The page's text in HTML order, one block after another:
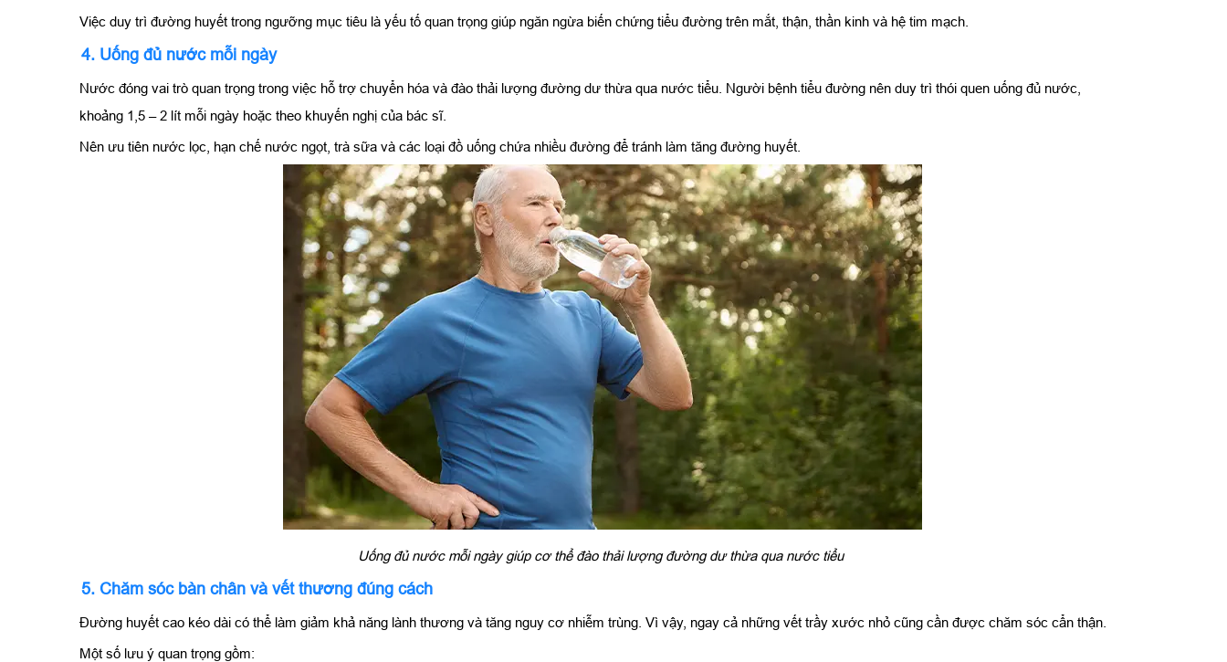
Việc duy trì đường huyết trong ngưỡng mục tiêu là yếu tố quan trọng giúp ngăn ngừa biến chứng tiểu đường trên mắt, thận, thần kinh và hệ tim mạch.
4. Uống đủ nước mỗi ngày
Nước đóng vai trò quan trọng trong việc hỗ trợ chuyển hóa và đào thải lượng đường dư thừa qua nước tiểu. Người bệnh tiểu đường nên duy trì thói quen uống đủ nước,
khoảng 1,5 – 2 lít mỗi ngày hoặc theo khuyến nghị của bác sĩ.
Nên ưu tiên nước lọc, hạn chế nước ngọt, trà sữa và các loại đồ uống chứa nhiều đường để tránh làm tăng đường huyết.
Uống đủ nước mỗi ngày giúp cơ thể đào thải lượng đường dư thừa qua nước tiểu
5. Chăm sóc bàn chân và vết thương đúng cách
Đường huyết cao kéo dài có thể làm giảm khả năng lành thương và tăng nguy cơ nhiễm trùng. Vì vậy, ngay cả những vết trầy xước nhỏ cũng cần được chăm sóc cẩn thận.
Một số lưu ý quan trọng gồm: